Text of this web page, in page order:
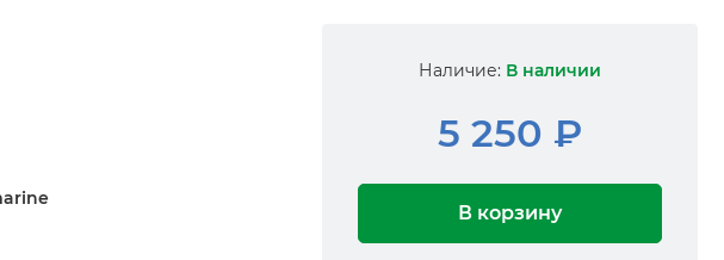
Наличие: В наличии
5 250 ₽
В корзину